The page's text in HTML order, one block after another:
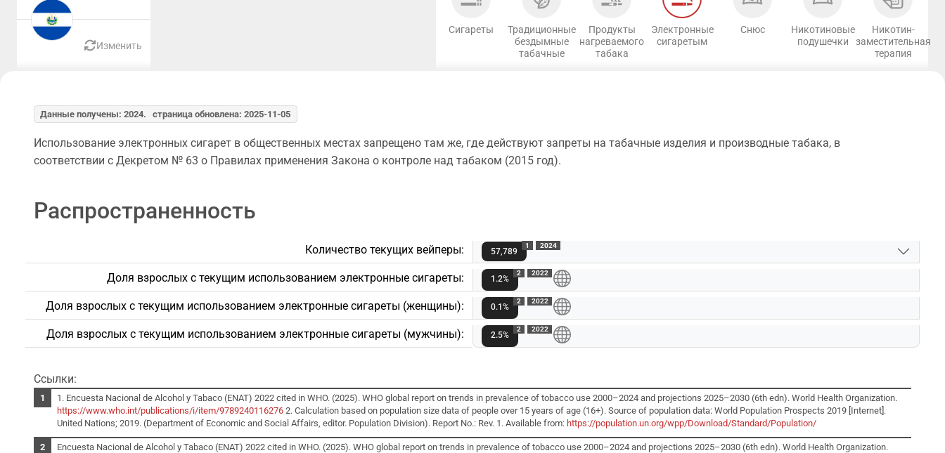
Изменить
Сигареты
Традиционные
бездымные
табачные
Продукты
нагреваемого
табака
Электронные
сигаретым
Снюс
Никотиновые
подушечки
Никотин-
заместительная
терапия
Данные получены: 2024. страница обновлена: 2025-11-05
Использование электронных сигарет в общественных местах запрещено там же, где действуют запреты на табачные изделия и производные табака, в
соответствии с Декретом № 63 о Правилах применения Закона о контроле над табаком (2015 год).
Распространенность
Количество текущих вейперы: 57,789
1 2024
Доля взрослых с текущим использованием электронные сигареты: 1.2%
2 2022
Доля взрослых с текущим использованием электронные сигареты (женщины): 0.1%
2 2022
Доля взрослых с текущим использованием электронные сигареты (мужчины): 2.5%
2 2022
Ссылки:
1. Encuesta Nacional de Alcohol y Tabaco (ENAT) 2022 cited in WHO. (2025). WHO global report on trends in prevalence of tobacco use 2000–2024 and projections 2025–2030 (6th edn). World Health Organization.
https://www.who.int/publications/i/item/9789240116276 2. Calculation based on population size data of people over 15 years of age (16+). Source of population data: World Population Prospects 2019 [Internet].
United Nations; 2019. (Department of Economic and Social Affairs, editor. Population Division). Report No.: Rev. 1. Available from: https://population.un.org/wpp/Download/Standard/Population/
Encuesta Nacional de Alcohol y Tabaco (ENAT) 2022 cited in WHO. (2025). WHO global report on trends in prevalence of tobacco use 2000–2024 and projections 2025–2030 (6th edn). World Health Organization.